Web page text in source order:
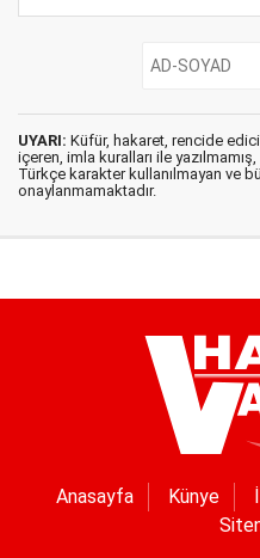
UYARI: Küfür, hakaret, rencide
içeren, imla kuralları ile yazılmamış,
Türkçe karakter kullanılmayan ve
onaylanmamaktadır.
Anasayfa Künye